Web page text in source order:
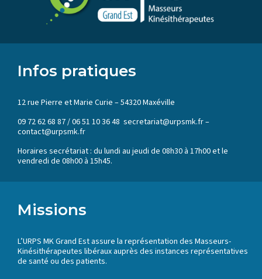
Infos pratiques
12 rue Pierre et Marie Curie – 54320 Maxéville
09 72 62 68 87 / 06 51 10 36 48 secretariat@urpsmk.fr –
contact@urpsmk.fr
Horaires secrétariat : du lundi au jeudi de 08h30 à 17h00 et le
vendredi de 08h00 à 15h45.
Missions
L’URPS MK Grand Est assure la représentation des Masseurs-
Kinésithérapeutes libéraux auprès des instances représentatives
de santé ou des patients.